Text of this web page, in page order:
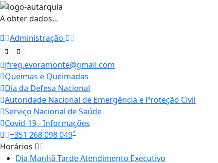
A obter dados...
Administração
jfreg.evoramonte@gmail.com
Queimas e Queimadas
Dia da Defesa Nacional
Autoridade Nacional de Emergência e Proteção Civil
Serviço Nacional de Saúde
Covid-19 - Informações
+351 268 098 049*
Horários
Dia Manhã TardeAtendimento Executivo